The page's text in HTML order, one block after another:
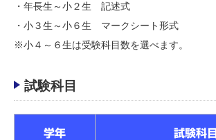
・年長生～小２生 記述式
・小３生～小６生 マークシート形式
※小４～６生は受験科目数を選べます。
試験科目
学年 試験科目